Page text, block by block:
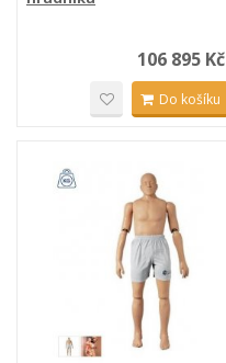
106 895 Kč
Do košíku